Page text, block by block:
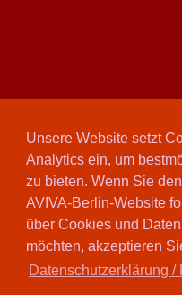
Unsere Website setzt
Analytics ein, um
zu bieten. Wenn Sie
AVIVA-Berlin-Website
über Cookies und
möchten, akzeptieren
Datenschutzerklärung /